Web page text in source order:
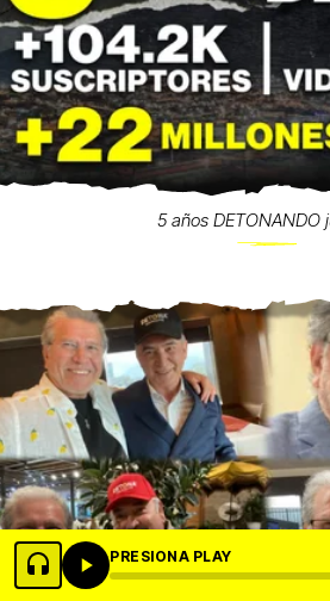
5 años DETONANDO
PRESIONA PLAY